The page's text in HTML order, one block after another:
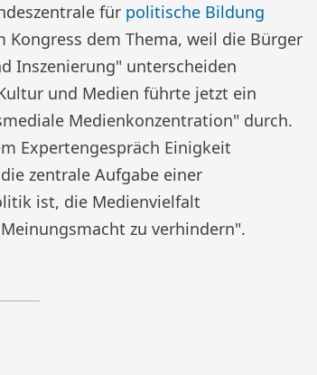
für politische Bildung
dem Thema, weil die Bürger
Inszenierung" unterscheiden
und Medien führte jetzt ein
Medienkonzentration" durch.
Expertengespräch Einigkeit
zentrale Aufgabe einer
ist, die Medienvielfalt
zu verhindern".